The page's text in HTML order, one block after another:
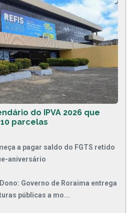
do IPVA 2026 que
parcelas
a pagar saldo do FGTS retido
aniversário
Governo de Roraima entrega
públicas a mo...